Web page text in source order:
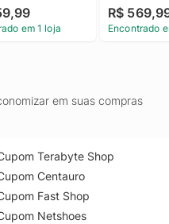
Starflon
7 Peças
em 1 loja
Max
R$
Encontrado
em suas compras
Terabyte Shop
Centauro
Fast Shop
Netshoes